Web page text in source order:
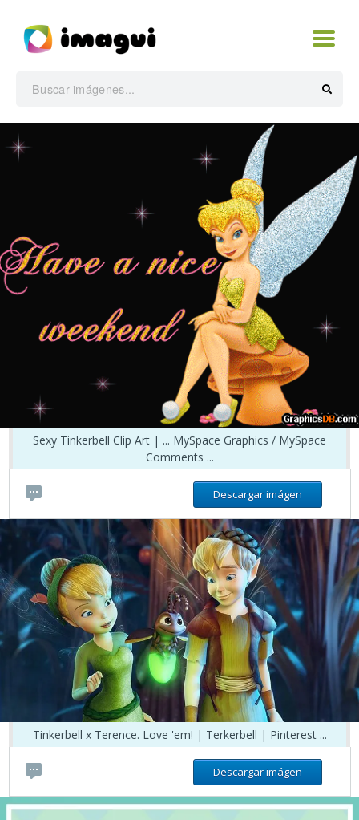
Sexy Tinkerbell Clip Art | ... MySpace Graphics / MySpace
Comments ...
Descargar imágen
Tinkerbell x Terence. Love 'em! | Terkerbell | Pinterest ...
Descargar imágen